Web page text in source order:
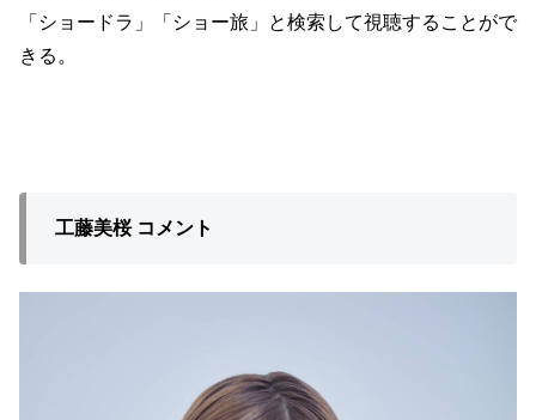
「ショードラ」「ショー旅」と検索して視聴することがで
きる。
工藤美桜 コメント